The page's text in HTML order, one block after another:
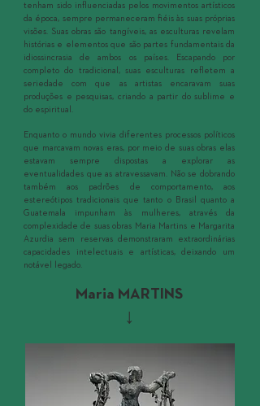
tenham sido influenciadas pelos movimentos artísticos
da época, sempre permaneceram fiéis às suas próprias
visões. Suas obras são tangíveis, as esculturas revelam
histórias e elementos que são partes fundamentais da
idiossincrasia de ambos os países. Escapando por
completo do tradicional, suas esculturas refletem a
seriedade com que as artistas encaravam suas
produções e pesquisas, criando a partir do sublime e
do espiritual.
Enquanto o mundo vivia diferentes processos políticos
que marcavam novas eras, por meio de suas obras elas
estavam sempre dispostas a explorar as
eventualidades que as atravessavam. Não se dobrando
também aos padrões de comportamento, aos
estereótipos tradicionais que tanto o Brasil quanto a
Guatemala impunham às mulheres, através da
complexidade de suas obras Maria Martins e Margarita
Azurdia sem reservas demonstraram extraordinárias
capacidades intelectuais e artísticas, deixando um
notável legado.
Maria MARTINS
↓